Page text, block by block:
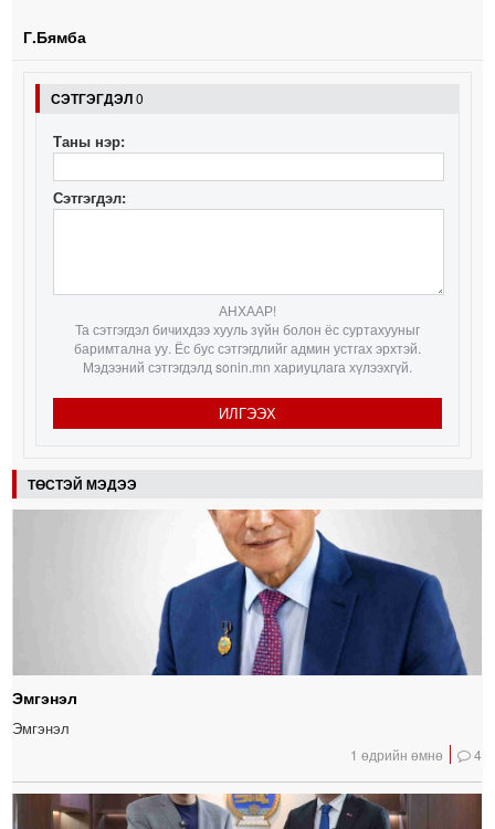
Г.Бямба
СЭТГЭГДЭЛ0
Таны нэр:
Сэтгэгдэл:
АНХААР!
Та сэтгэгдэл бичихдээ хууль зүйн болон ёс суртахууныг
баримтална уу. Ёс бус сэтгэгдлийг админ устгах эрхтэй.
Мэдээний сэтгэгдэлд sonin.mn хариуцлага хүлээхгүй.
ИЛГЭЭХ
ТӨСТЭЙ МЭДЭЭ
Эмгэнэл
Эмгэнэл
1 өдрийн өмнө 4